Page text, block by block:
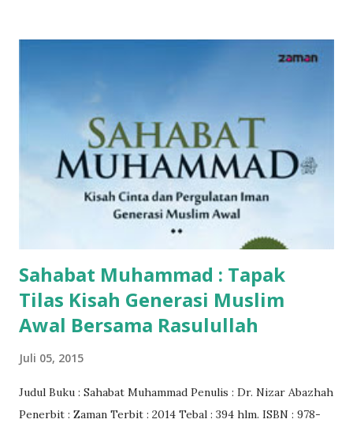
Sahabat Muhammad : Tapak
Tilas Kisah Generasi Muslim
Awal Bersama Rasulullah
Juli 05, 2015
Judul Buku : Sahabat Muhammad Penulis : Dr. Nizar Abazhah
Penerbit : Zaman Terbit : 2014 Tebal : 394 hlm. ISBN : 978-